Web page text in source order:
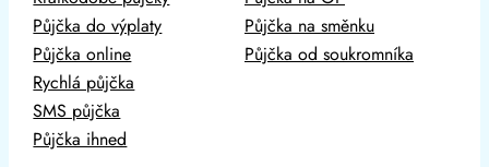
Půjčka do výplaty
Půjčka online
Rychlá půjčka
SMS půjčka
Půjčka ihned
Půjčka na směnku
Půjčka od soukromníka